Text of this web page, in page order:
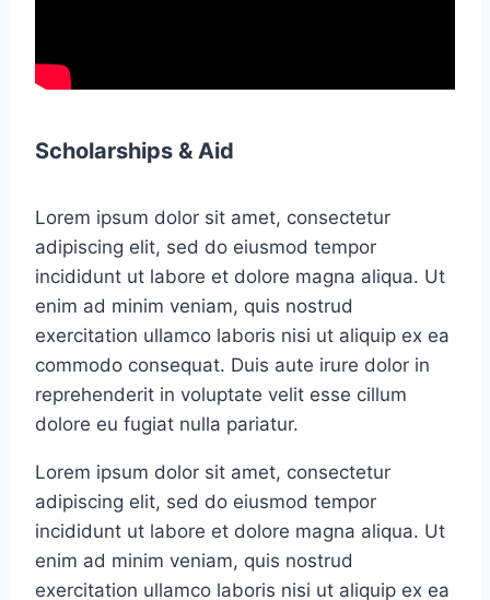
Scholarships & Aid
Lorem ipsum dolor sit amet, consectetur
adipiscing elit, sed do eiusmod tempor
incididunt ut labore et dolore magna aliqua. Ut
enim ad minim veniam, quis nostrud
exercitation ullamco laboris nisi ut aliquip ex ea
commodo consequat. Duis aute irure dolor in
reprehenderit in voluptate velit esse cillum
dolore eu fugiat nulla pariatur.
Lorem ipsum dolor sit amet, consectetur
adipiscing elit, sed do eiusmod tempor
incididunt ut labore et dolore magna aliqua. Ut
enim ad minim veniam, quis nostrud
exercitation ullamco laboris nisi ut aliquip ex ea